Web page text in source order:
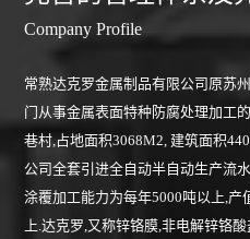
Company Profile
常熟达克罗金属制品有限公司原苏
门从事金属表面特种防腐处理加工
巷村,占地面积3068M2, 建筑面积
公司全套引进全自动半自动生产流
涂覆加工能力为每年5000吨以上,产
上.达克罗,又称锌铬膜,非电解锌铬